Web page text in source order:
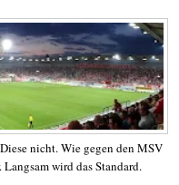
nicht. Wie gegen den MSV
wird das Standard.